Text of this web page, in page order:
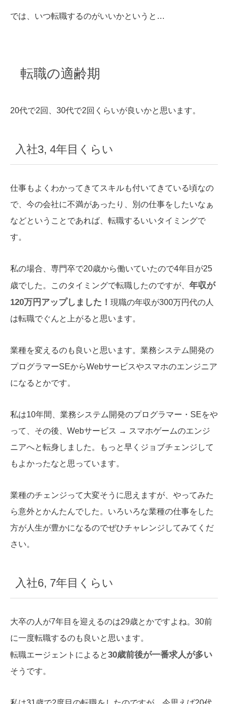
では、いつ転職するのがいいかというと…
転職の適齢期
20代で2回、30代で2回くらいが良いかと思います。
入社3, 4年目くらい
仕事もよくわかってきてスキルも付いてきている頃なの
で、今の会社に不満があったり、別の仕事をしたいなぁ
などということであれば、転職するいいタイミングで
す。
私の場合、専門卒で20歳から働いていたので4年目が25
歳でした。このタイミングで転職したのですが、 年収が
120万円アップしました！ 現職の年収が300万円代の人
は転職でぐんと上がると思います。
業種を変えるのも良いと思います。業務システム開発の
プログラマーSEからWebサービスやスマホのエンジニア
になるとかです。
私は10年間、業務システム開発のプログラマー・SEをや
って、その後、Webサービス → スマホゲームのエンジ
ニアへと転身しました。もっと早くジョブチェンジして
もよかったなと思っています。
業種のチェンジって大変そうに思えますが、やってみた
ら意外とかんたんでした。いろいろな業種の仕事をした
方が人生が豊かになるのでぜひチャレンジしてみてくだ
さい。
入社6, 7年目くらい
大卒の人が7年目を迎えるのは29歳とかですよね。30前
に一度転職するのも良いと思います。
転職エージェントによると30歳前後が一番求人が多い
そうです。